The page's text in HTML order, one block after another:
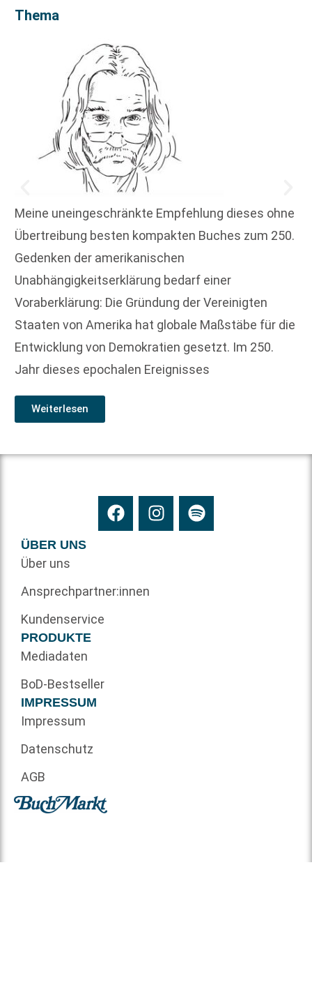
Thema
Meine uneingeschränkte Empfehlung dieses ohne
Übertreibung besten kompakten Buches zum 250.
Gedenken der amerikanischen
Unabhängigkeitserklärung bedarf einer
Voraberklärung: Die Gründung der Vereinigten
Staaten von Amerika hat globale Maßstäbe für die
Entwicklung von Demokratien gesetzt. Im 250.
Jahr dieses epochalen Ereignisses
Weiterlesen
ÜBER UNS
Über uns
Ansprechpartner:innen
Kundenservice
PRODUKTE
Mediadaten
BoD-Bestseller
IMPRESSUM
Impressum
Datenschutz
AGB